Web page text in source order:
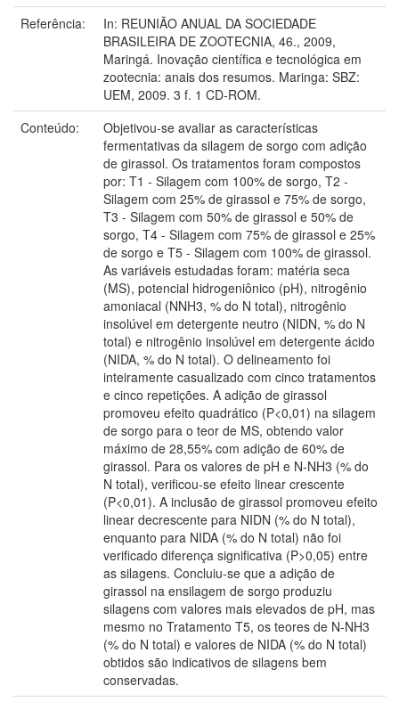
Referência:
In: REUNIÃO ANUAL DA SOCIEDADE
BRASILEIRA DE ZOOTECNIA, 46., 2009,
Maringá. Inovação científica e tecnológica em
zootecnia: anais dos resumos. Maringa: SBZ:
UEM, 2009. 3 f. 1 CD-ROM.
Conteúdo:
Objetivou-se avaliar as características
fermentativas da silagem de sorgo com adição
de girassol. Os tratamentos foram compostos
por: T1 - Silagem com 100% de sorgo, T2 -
Silagem com 25% de girassol e 75% de sorgo,
T3 - Silagem com 50% de girassol e 50% de
sorgo, T4 - Silagem com 75% de girassol e 25%
de sorgo e T5 - Silagem com 100% de girassol.
As variáveis estudadas foram: matéria seca
(MS), potencial hidrogeniônico (pH), nitrogênio
amoniacal (NNH3, % do N total), nitrogênio
insolúvel em detergente neutro (NIDN, % do N
total) e nitrogênio insolúvel em detergente ácido
(NIDA, % do N total). O delineamento foi
inteiramente casualizado com cinco tratamentos
e cinco repetições. A adição de girassol
promoveu efeito quadrático (P<0,01) na silagem
de sorgo para o teor de MS, obtendo valor
máximo de 28,55% com adição de 60% de
girassol. Para os valores de pH e N-NH3 (% do
N total), verificou-se efeito linear crescente
(P<0,01). A inclusão de girassol promoveu efeito
linear decrescente para NIDN (% do N total),
enquanto para NIDA (% do N total) não foi
verificado diferença significativa (P>0,05) entre
as silagens. Concluiu-se que a adição de
girassol na ensilagem de sorgo produziu
silagens com valores mais elevados de pH, mas
mesmo no Tratamento T5, os teores de N-NH3
(% do N total) e valores de NIDA (% do N total)
obtidos são indicativos de silagens bem
conservadas.